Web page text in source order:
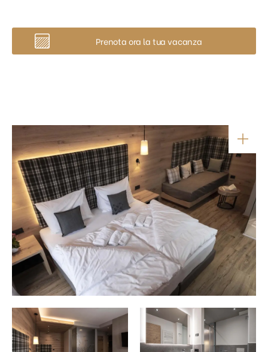
Prenota ora la tua vacanza